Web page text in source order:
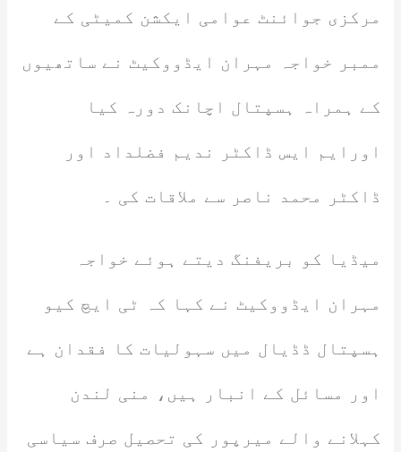
مرکزی جوائنٹ عوامی ایکشن کمیٹی کے
ممبر خواجہ مہران ایڈووکیٹ نے ساتھیوں
کے ہمراہ ہسپتال اچانک دورہ کیا
اورایم ایس ڈاکٹر ندیم فضلداد اور
ڈاکٹر محمد ناصر سے ملاقات کی ۔
میڈیا کو بریفنگ دیتے ہوئے خواجہ
مہران ایڈووکیٹ نے کہا کہ ٹی ایچ کیو
ہسپتال ڈڈیال میں سہولیات کا فقدان ہے
اور مسائل کے انبار ہیں، منی لندن
کہلانے والے میرپور کی تحصیل صرف سیاسی